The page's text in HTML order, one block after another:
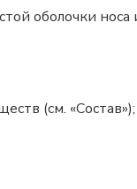
оболочки
(см. «Состав»);